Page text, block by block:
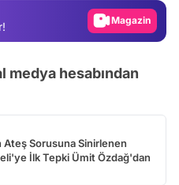
Magazin
Test
hesabından
Ateş Sorusuna Sinirlenen
İlk Tepki Ümit Özdağ'dan